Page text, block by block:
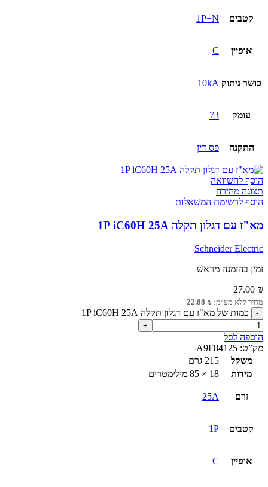
קטבים 1P+N
אופיין C
כושר ניתוק 10kA
עומק 73
התקנה פס דין
הוסף להשוואה
תצוגה מהירה
הוסף לרשימת המשאלות
מא"ז עם דגלון תקלה 1P iC60H 25A
Schneider Electric
זמין בהזמנה מראש
27.00 ₪
מחיר ללא מע״מ: 22.88 ₪
כמות של מא"ז עם דגלון תקלה 1P iC60H 25A
הוספה לסל
מק”ט: A9F84125
משקל
215 גרם
מידות
18 × 85 מילימטרים
זרם 25A
קטבים 1P
אופיין C